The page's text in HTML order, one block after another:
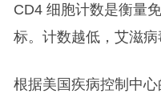
CD4 细胞计数是衡量
标。计数越低，艾滋病
根据美国疾病控制中